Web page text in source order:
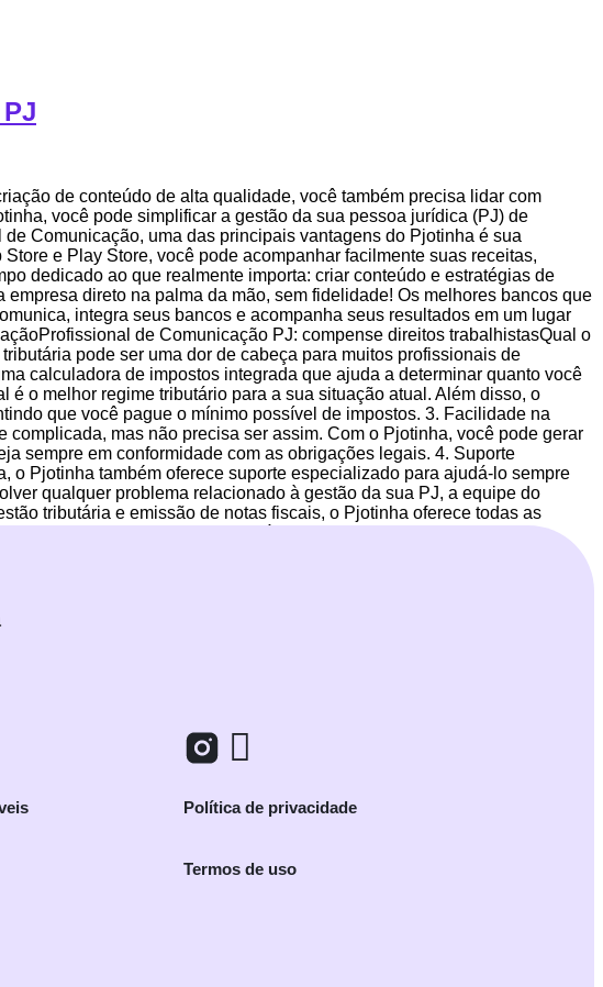
de conteúdo de alta qualidade, você também precisa lidar com
você pode simplificar a gestão da sua pessoa jurídica (PJ) de
Comunicação, uma das principais vantagens do Pjotinha é sua
e Play Store, você pode acompanhar facilmente suas receitas,
dedicado ao que realmente importa: criar conteúdo e estratégias de
direto na palma da mão, sem fidelidade! Os melhores bancos que
integra seus bancos e acompanha seus resultados em um lugar
de Comunicação PJ: compense direitos trabalhistasQual o
pode ser uma dor de cabeça para muitos profissionais de
calculadora de impostos integrada que ajuda a determinar quanto você
o melhor regime tributário para a sua situação atual. Além disso, o
que você pague o mínimo possível de impostos. 3. Facilidade na
mas não precisa ser assim. Com o Pjotinha, você pode gerar
sempre em conformidade com as obrigações legais. 4. Suporte
Pjotinha também oferece suporte especializado para ajudá-lo sempre
qualquer problema relacionado à gestão da sua PJ, a equipe do
tributária e emissão de notas fiscais, o Pjotinha oferece todas as
e descubra como ele pode ajudá-lo a alcançar seus objetivos como
Política de privacidade
Termos de uso